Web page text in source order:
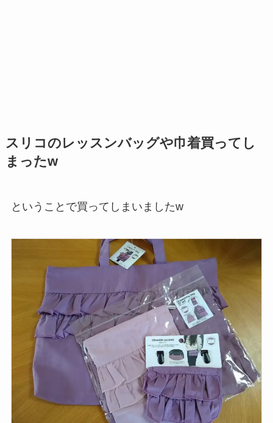
スリコのレッスンバッグや巾着買ってし
まったw
ということで買ってしまいましたw